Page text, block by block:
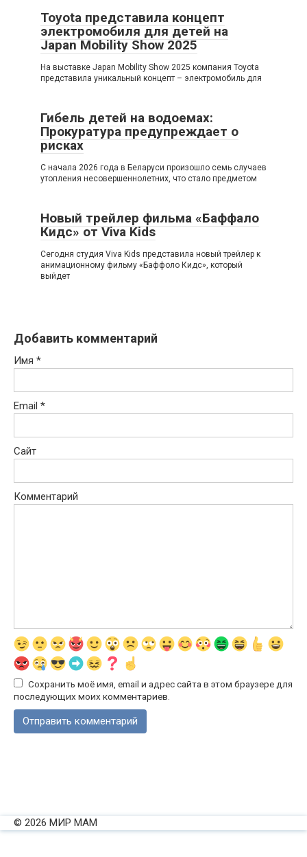
Toyota представила концепт
электромобиля для детей на
Japan Mobility Show 2025
На выставке Japan Mobility Show 2025 компания Toyota
представила уникальный концепт – электромобиль для
Гибель детей на водоемах:
Прокуратура предупреждает о
рисках
С начала 2026 года в Беларуси произошло семь случаев
утопления несовершеннолетних, что стало предметом
Новый трейлер фильма «Баффало
Кидс» от Viva Kids
Сегодня студия Viva Kids представила новый трейлер к
анимационному фильму «Баффоло Кидс», который
выйдет
Добавить комментарий
Имя *
Email *
Сайт
Комментарий
Сохранить моё имя, email и адрес сайта в этом браузере для
последующих моих комментариев.
© 2026 МИР МАМ